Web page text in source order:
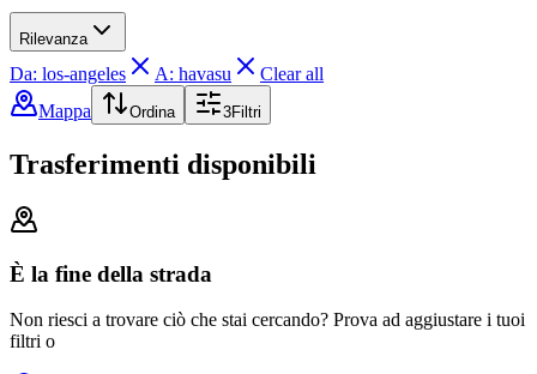
Rilevanza
Da: los-angeles A: havasu
Clear all
Mappa
Ordina 3Filtri
Trasferimenti disponibili
È la fine della strada
Non riesci a trovare ciò che stai cercando? Prova ad aggiustare i tuoi
filtri o